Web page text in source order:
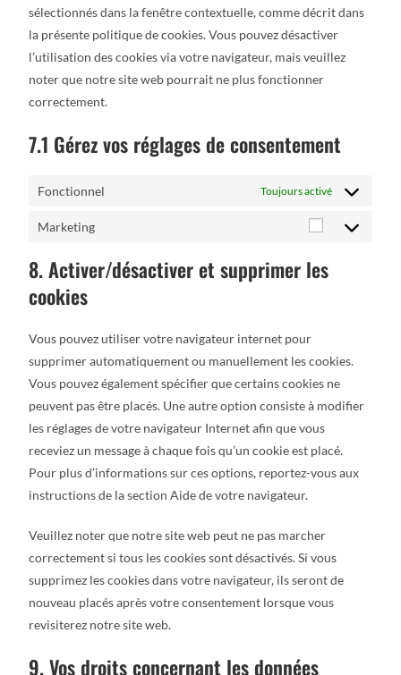
sélectionnés dans la fenêtre contextuelle, comme décrit dans
la présente politique de cookies. Vous pouvez désactiver
l’utilisation des cookies via votre navigateur, mais veuillez
noter que notre site web pourrait ne plus fonctionner
correctement.
7.1 Gérez vos réglages de consentement
Fonctionnel Toujours activé
Marketing
8. Activer/désactiver et supprimer les
cookies
Vous pouvez utiliser votre navigateur internet pour
supprimer automatiquement ou manuellement les cookies.
Vous pouvez également spécifier que certains cookies ne
peuvent pas être placés. Une autre option consiste à modifier
les réglages de votre navigateur Internet afin que vous
receviez un message à chaque fois qu’un cookie est placé.
Pour plus d’informations sur ces options, reportez-vous aux
instructions de la section Aide de votre navigateur.
Veuillez noter que notre site web peut ne pas marcher
correctement si tous les cookies sont désactivés. Si vous
supprimez les cookies dans votre navigateur, ils seront de
nouveau placés après votre consentement lorsque vous
revisiterez notre site web.
9. Vos droits concernant les données